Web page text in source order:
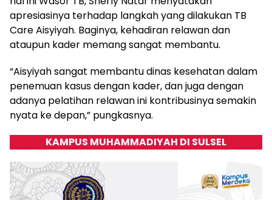
apresiasinya terhadap langkah yang dilakukan TB
Care Aisyiyah. Baginya, kehadiran relawan dan
ataupun kader memang sangat membantu.
“Aisyiyah sangat membantu dinas kesehatan dalam
penemuan kasus dengan kader, dan juga dengan
adanya pelatihan relawan ini kontribusinya semakin
nyata ke depan,” pungkasnya.
KAMPUS MUHAMMADIYAH DI SULSEL